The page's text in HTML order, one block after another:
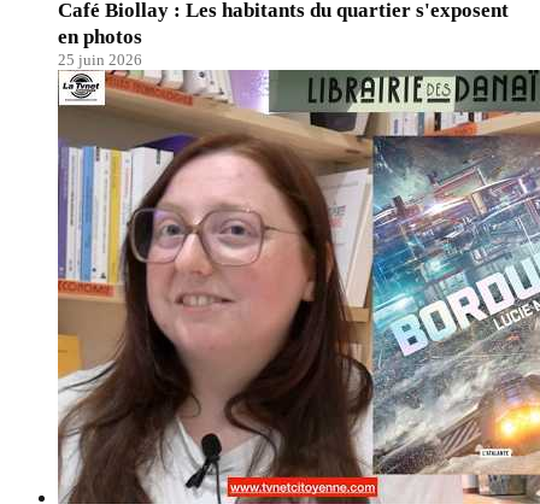
Café Biollay : Les habitants du quartier s'exposent
en photos
25 juin 2026